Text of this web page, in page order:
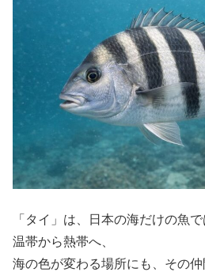
「タイ」は、日本の海だけの魚で
温帯から熱帯へ、
海の色が変わる場所にも、その仲